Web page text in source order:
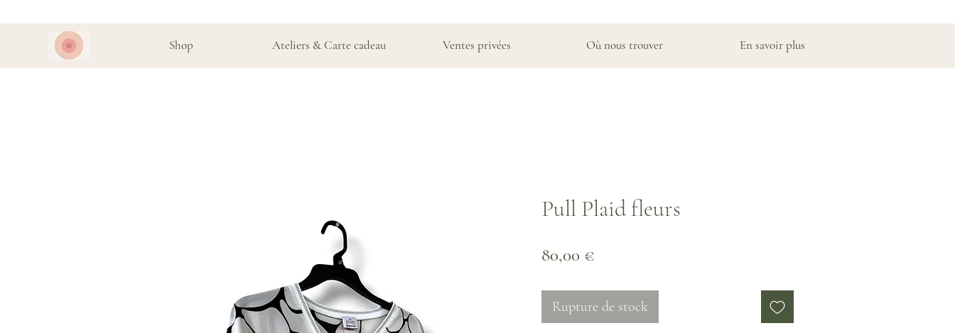
Shop Ateliers & Carte cadeau Ventes privées Où nous trouver En savoir plus
Pull Plaid fleurs
80,00 €
Rupture de stock